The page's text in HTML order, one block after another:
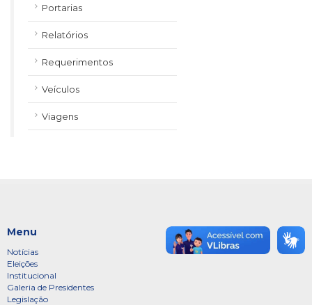
Portarias
Relatórios
Requerimentos
Veículos
Viagens
Menu
Notícias
Eleições
Institucional
Galeria de Presidentes
Legislação